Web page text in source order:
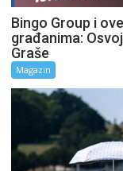
Bingo Group i
građanima:
Graše
Magazin